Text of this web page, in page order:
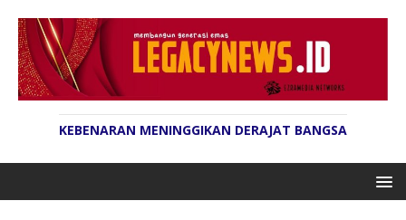
KEBENARAN MENINGGIKAN DERAJAT BANGSA